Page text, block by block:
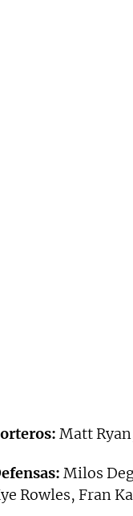
Matt
Milos
Rowles, Fran